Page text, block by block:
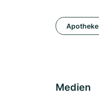
Apotheke
Medien